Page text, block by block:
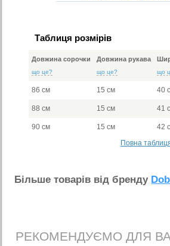
Таблиця розмірів
Довжина сорочки
що це?
Довжина рукава
що це? що
86 см 15 см 40
88 см 15 см 41
90 см 15 см 42
Повна
Бiльше товарiв вiд бренду
РЕКОМЕНДУЄМО ДЛЯ